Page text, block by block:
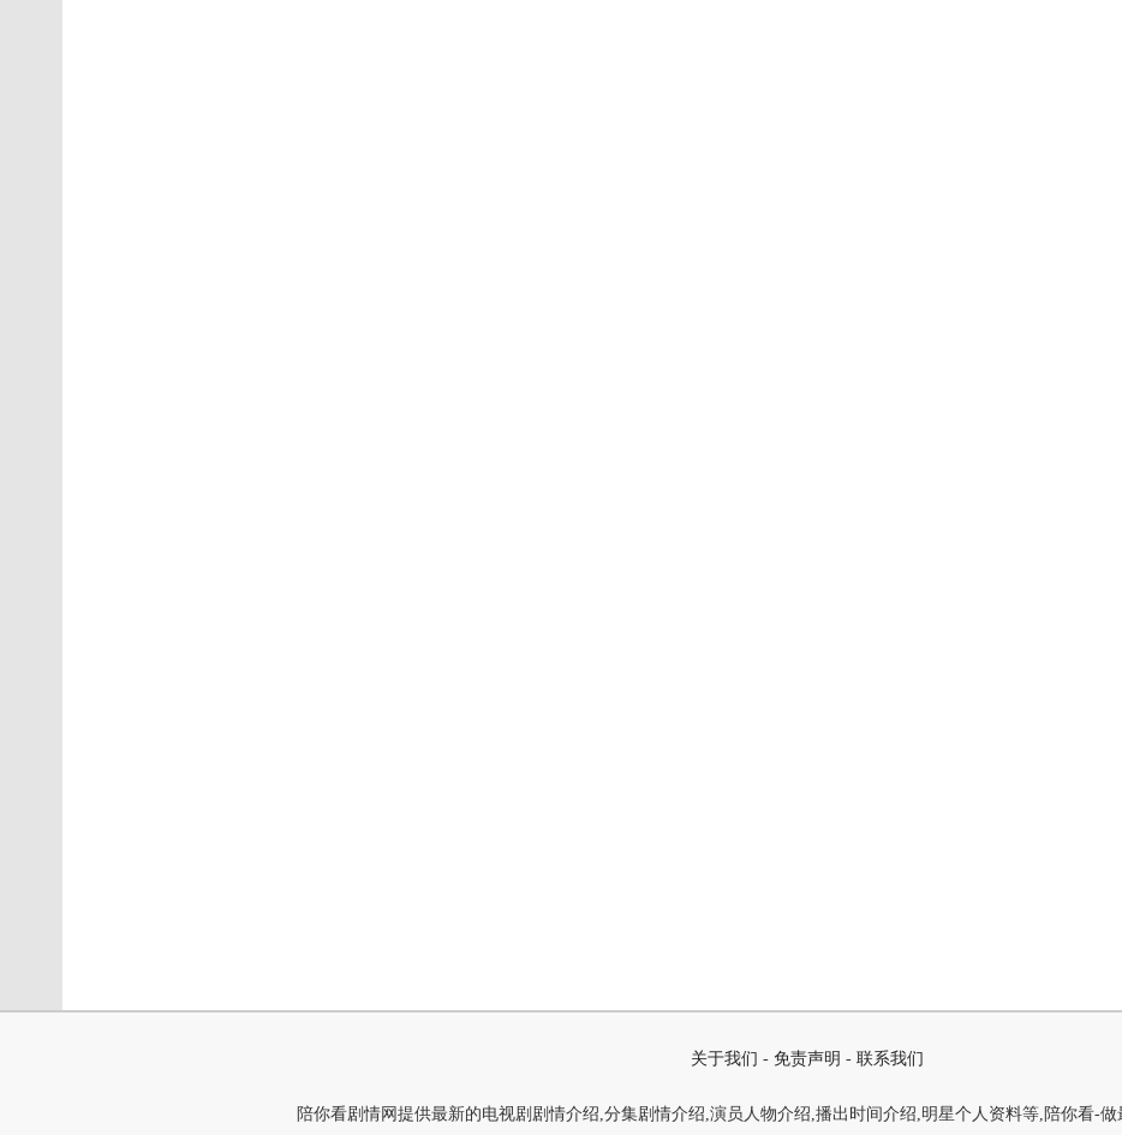
关于我们 - 免责声明 - 联系我们
陪你看剧情网提供最新的电视剧剧情介绍,分集剧情介绍,演员人物介绍,播出时间介绍,明星个人资料等,陪你看-做